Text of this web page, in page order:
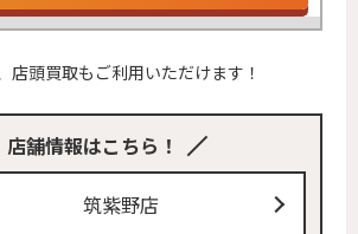
店頭買取もご利用いただけます！
店舗情報はこちら！
筑紫野店